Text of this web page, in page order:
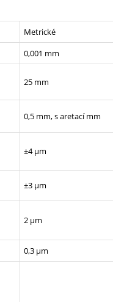
Metrické
0,001 mm
25 mm
0,5 mm, s aretací mm
±4 µm
±3 µm
2 µm
0,3 µm